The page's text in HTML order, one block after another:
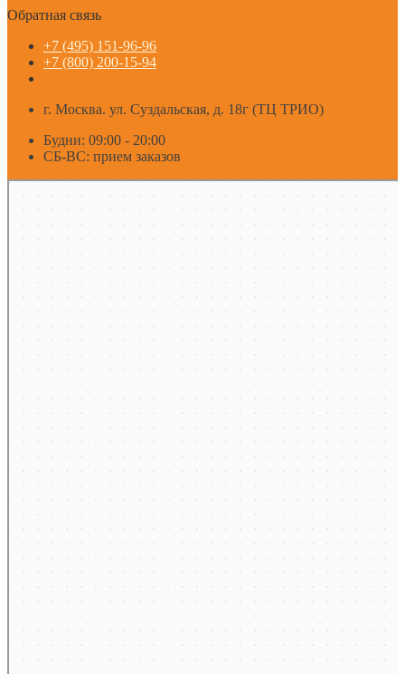
Обратная связь
+7 (495) 151-96-96
+7 (800) 200-15-94
г. Москва. ул. Суздальская, д. 18г (ТЦ ТРИО)
Будни: 09:00 - 20:00
СБ-ВС: прием заказов